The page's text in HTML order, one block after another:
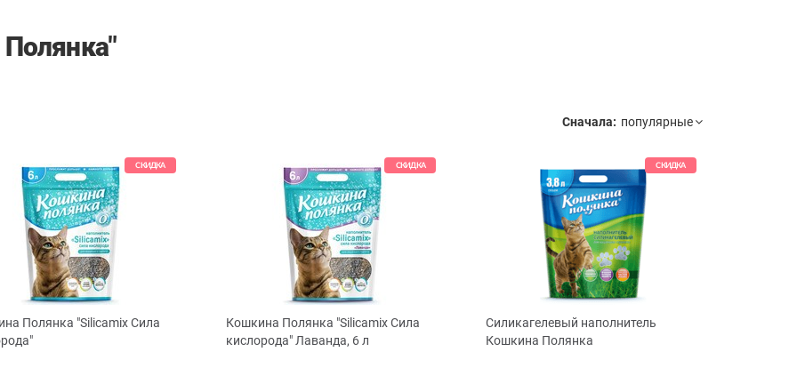
Сначала:
СКИДКА
Полянка "Silicamix Сила
СКИДКА
Кошкина Полянка "Silicamix Сила
кислорода" Лаванда, 6 л
СКИДКА
Силикагелевый наполнитель
Кошкина Полянка